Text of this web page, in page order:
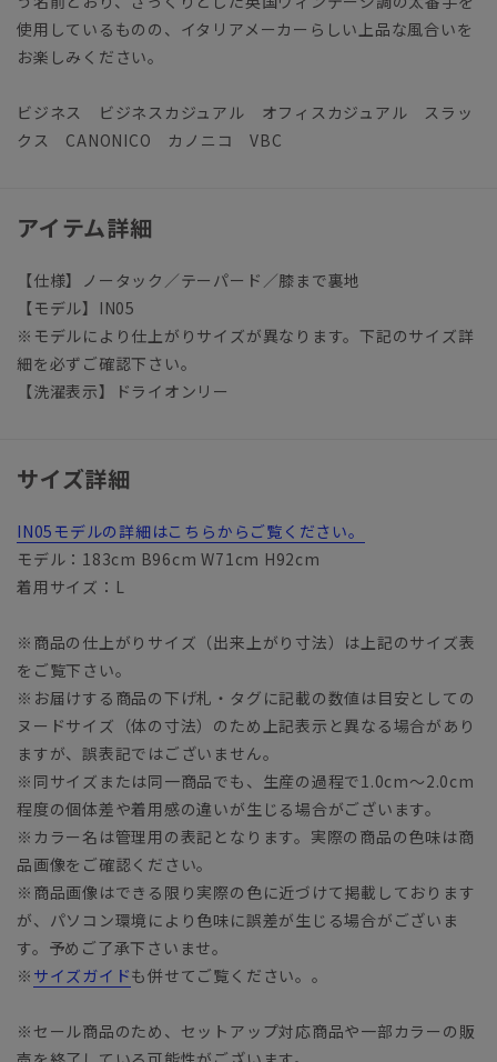
使用しているものの、イタリアメーカーらしい上品な風合いを
お楽しみください。
ビジネス ビジネスカジュアル オフィスカジュアル スラッ
クス CANONICO カノニコ VBC
アイテム詳細
【仕様】ノータック／テーパード／膝まで裏地
【モデル】IN05
※モデルにより仕上がりサイズが異なります。下記のサイズ詳
細を必ずご確認下さい。
【洗濯表示】ドライオンリー
サイズ詳細
IN05モデルの詳細はこちらからご覧ください。
モデル：183cm B96cm W71cm H92cm
着用サイズ：L
※商品の仕上がりサイズ（出来上がり寸法）は上記のサイズ表
をご覧下さい。
※お届けする商品の下げ札・タグに記載の数値は目安としての
ヌードサイズ（体の寸法）のため上記表示と異なる場合があり
ますが、誤表記ではございません。
※同サイズまたは同一商品でも、生産の過程で1.0cm～2.0cm
程度の個体差や着用感の違いが生じる場合がございます。
※カラー名は管理用の表記となります。実際の商品の色味は商
品画像をご確認ください。
※商品画像はできる限り実際の色に近づけて掲載しております
が、パソコン環境により色味に誤差が生じる場合がございま
す。予めご了承下さいませ。
※ サイズガイドも併せてご覧ください。。
※セール商品のため、セットアップ対応商品や一部カラーの販